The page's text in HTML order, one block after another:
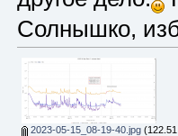
Солнышко,
2023-05-15_08-19-40.jpg(122.51